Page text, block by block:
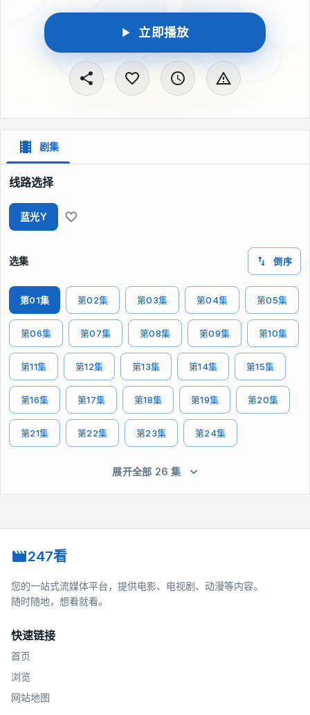
立即播放
剧集
线路选择
蓝光Y
选集 倒序
第01集 第02集 第03集 第04集 第05集
第06集 第07集 第08集 第09集 第10集
第11集 第12集 第13集 第14集 第15集
第16集 第17集 第18集 第19集 第20集
第21集 第22集 第23集 第24集
展开全部 26 集
247看
您的一站式流媒体平台，提供电影、电视剧、动漫等内容。
随时随地，想看就看。
快速链接
首页
浏览
网站地图